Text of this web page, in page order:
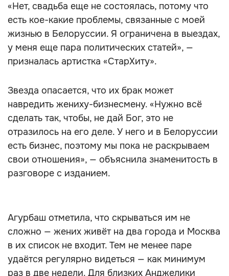
«Нет, свадьба еще не состоялась, потому что
есть кое-какие проблемы, связанные с моей
жизнью в Белоруссии. Я ограничена в выездах,
у меня еще пара политических статей», —
призналась артистка «СтарХиту».
Звезда опасается, что их брак может
навредить жениху-бизнесмену. «Нужно всё
сделать так, чтобы, не дай Бог, это не
отразилось на его деле. У него и в Белоруссии
есть бизнес, поэтому мы пока не раскрываем
свои отношения», — объяснила знаменитость в
разговоре с изданием.
Агурбаш отметила, что скрываться им не
сложно — жених живёт на два города и Москва
в их список не входит. Тем не менее паре
удаётся регулярно видеться — как минимум
раз в две недели. Для близких Анджелики